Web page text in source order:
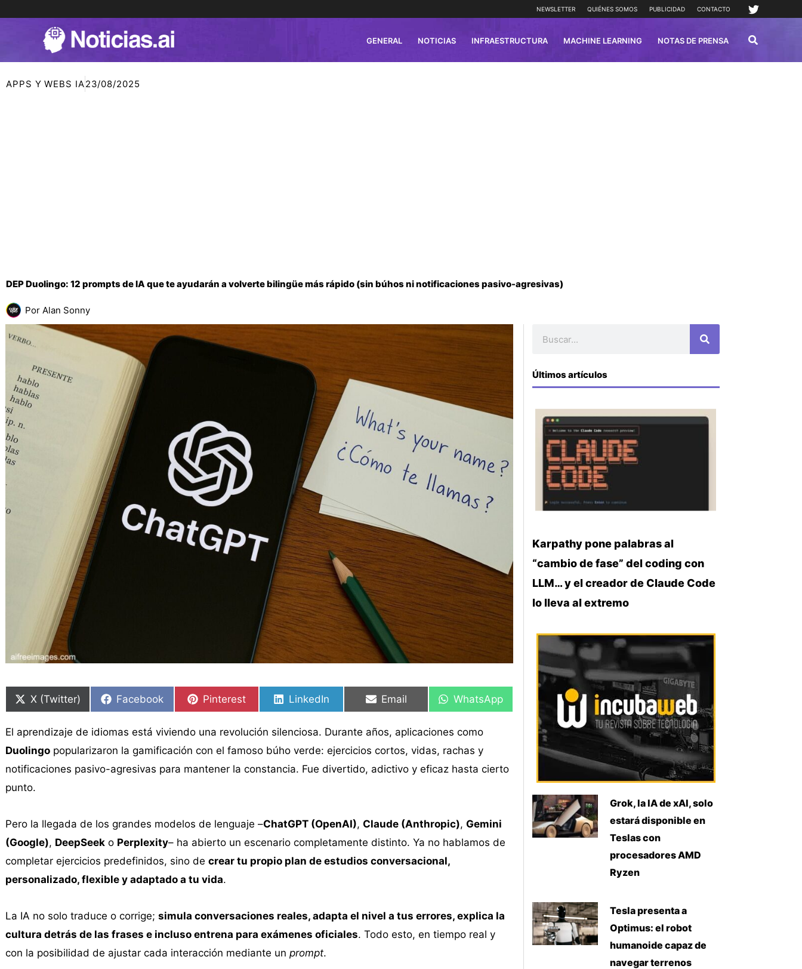
NEWSLETTER QUIÉNES SOMOS PUBLICIDAD CONTACTO
GENERAL NOTICIAS INFRAESTRUCTURA MACHINE LEARNING NOTAS DE PRENSA
APPS Y WEBS IA23/08/2025
DEP Duolingo: 12 prompts de IA que te ayudarán a volverte bilingüe más rápido (sin búhos ni notificaciones pasivo-agresivas)
Por Alan Sonny
en
X (Twitter)
en
Facebook
en
Pinterest
en
LinkedIn
en
Email
en
WhatsApp
El aprendizaje de idiomas está viviendo una revolución silenciosa. Durante años, aplicaciones como
Duolingopopularizaron la gamificación con el famoso búho verde: ejercicios cortos, vidas, rachas y
notificaciones pasivo-agresivas para mantener la constancia. Fue divertido, adictivo y eficaz hasta cierto
punto.
Pero la llegada de los grandes modelos de lenguaje –ChatGPT (OpenAI), Claude (Anthropic), Gemini
(Google), DeepSeeko Perplexity– ha abierto un escenario completamente distinto. Ya no hablamos de
completar ejercicios predefinidos, sino de crear tu propio plan de estudios conversacional,
personalizado, flexible y adaptado a tu vida.
La IA no solo traduce o corrige; simula conversaciones reales, adapta el nivel a tus errores, explica la
cultura detrás de las frases e incluso entrena para exámenes oficiales. Todo esto, en tiempo real y
con la posibilidad de ajustar cada interacción mediante un prompt.
en
en
en
en
en
en
Últimos artículos
Karpathy pone palabras al
“cambio de fase” del coding con
LLM… y el creador de Claude Code
lo lleva al extremo
Grok, la IA de xAI, solo
estará disponible en
Teslas con
procesadores AMD
Ryzen
Tesla presenta a
Optimus: el robot
humanoide capaz de
navegar terrenos